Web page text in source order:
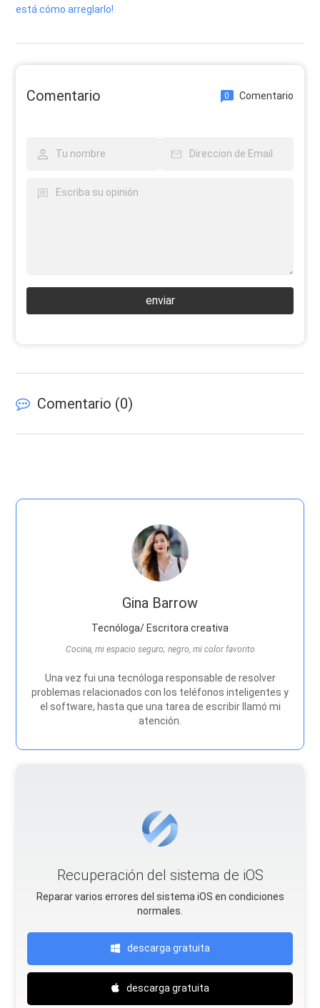
está cómo arreglarlo!
Comentario 0 Comentario
enviar
Comentario (0)
Gina Barrow
Tecnóloga/ Escritora creativa
Cocina, mi espacio seguro; negro, mi color favorito
Una vez fui una tecnóloga responsable de resolver
problemas relacionados con los teléfonos inteligentes y
el software, hasta que una tarea de escribir llamó mi
atención.
Recuperación del sistema de iOS
Reparar varios errores del sistema iOS en condiciones
normales.
descarga gratuita
descarga gratuita